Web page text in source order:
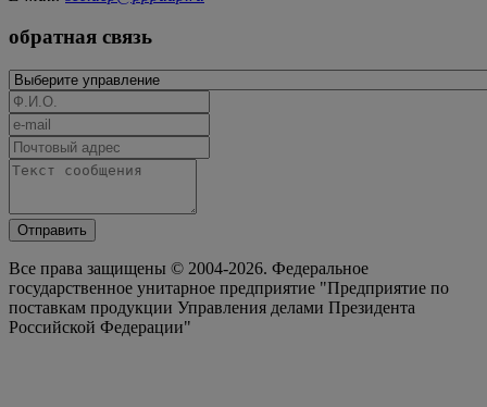
обратная связь
Отправить
Все права защищены © 2004-2026. Федеральное
государственное унитарное предприятие "Предприятие по
поставкам продукции Управления делами Президента
Российской Федерации"